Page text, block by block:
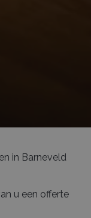
in Barneveld
u een offerte